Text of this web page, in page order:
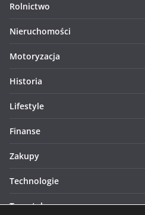
Rolnictwo
Nieruchomości
Motoryzacja
Historia
Lifestyle
Finanse
Zakupy
Technologie
Turystyka